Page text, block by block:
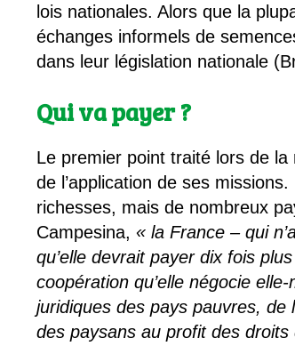
lois nationales. Alors que la
échanges informels de
dans leur législation nationale
Qui va payer ?
Le premier point traité lors de
de l’application de ses
richesses, mais de nombreux
Campesina,« la France – qui
qu’elle devrait payer dix fois
coopération qu’elle négocie
juridiques des pays pauvres,
des paysans au profit des